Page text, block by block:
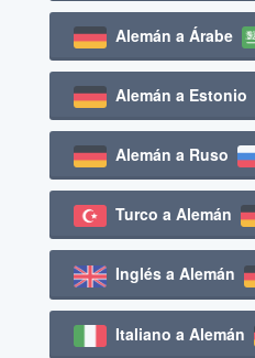
Alemán a Árabe
Alemán a Estonio
Alemán a Ruso
Turco a Alemán
Inglés a Alemán
Italiano a Alemán